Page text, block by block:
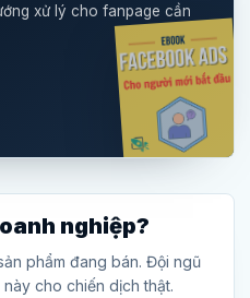
xử lý cho fanpage cần
nghiệp?
phẩm đang bán. Đội ngũ
cho chiến dịch thật.